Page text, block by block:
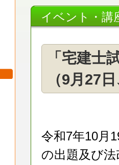
イベント・講
「宅建士
（9月27
令和7年10月
の出題及び